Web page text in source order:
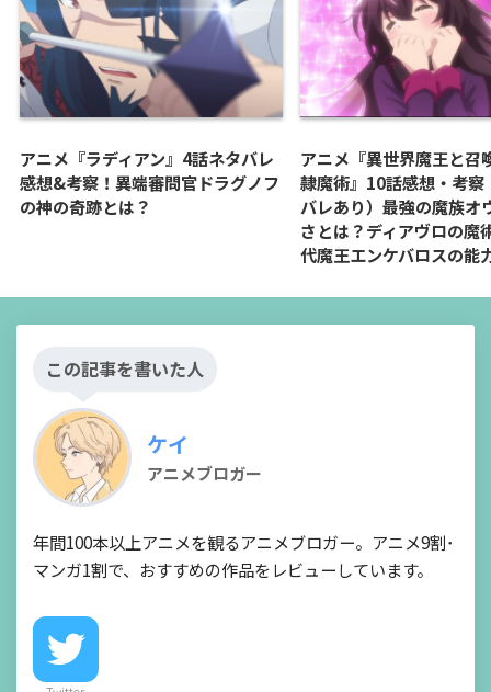
アニメ『ラディアン』4話ネタバレ
感想&考察！異端審問官ドラグノフ
の神の奇跡とは？
アニメ『異世界魔王と召
隷魔術』10話感想・考察
バレあり）最強の魔族オ
さとは？ディアヴロの魔
代魔王エンケバロスの能
この記事を書いた人
ケイ
アニメブロガー
年間100本以上アニメを観るアニメブロガー。アニメ9割･
マンガ1割で、おすすめの作品をレビューしています。